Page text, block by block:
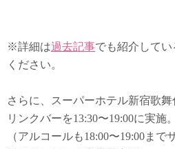
※詳細は過去記事でも紹介して
ください。
さらに、スーパーホテル新宿歌
リンクバーを13:30〜19:00に実施。
（アルコールも18:00〜19:00まで